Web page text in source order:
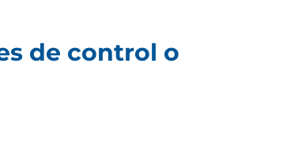
de control o